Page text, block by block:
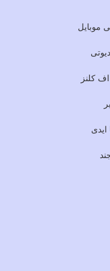
موبایل
کلنز